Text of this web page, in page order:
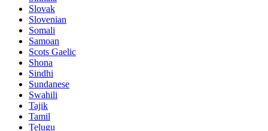
Slovak
Slovenian
Somali
Samoan
Scots Gaelic
Shona
Sindhi
Sundanese
Swahili
Tajik
Tamil
Telugu